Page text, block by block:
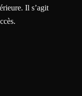
Il s’agit